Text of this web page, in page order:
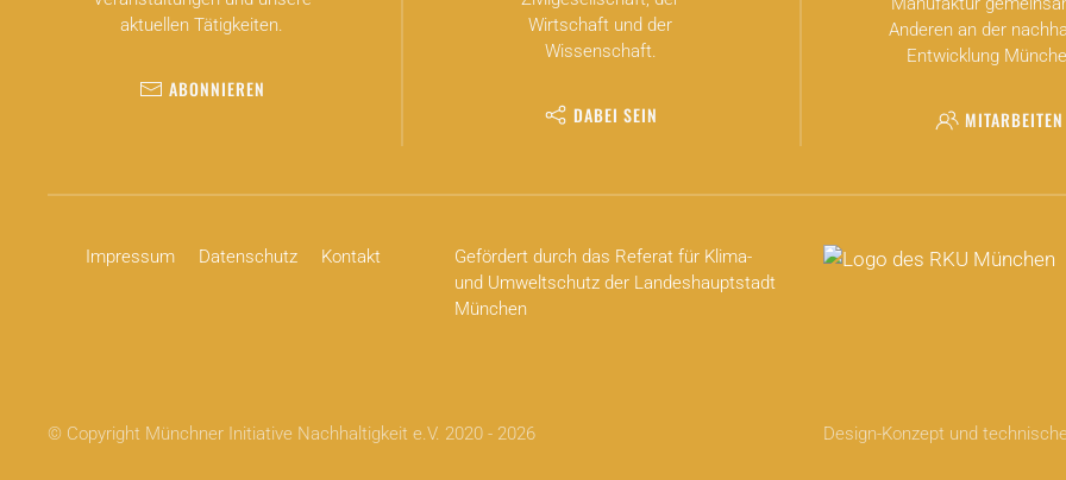
aktuellen Tätigkeiten.
ABONNIEREN
Wirtschaft und der
Wissenschaft.
DABEI SEIN
Anderen an der
Entwicklung
MITARBEITEN
Impressum Datenschutz Kontakt
Gefördert durch das Referat für Klima-
und Umweltschutz der Landeshauptstadt
München
© Copyright Münchner Initiative Nachhaltigkeit e.V. 2020 - 2026 Design-Konzept und